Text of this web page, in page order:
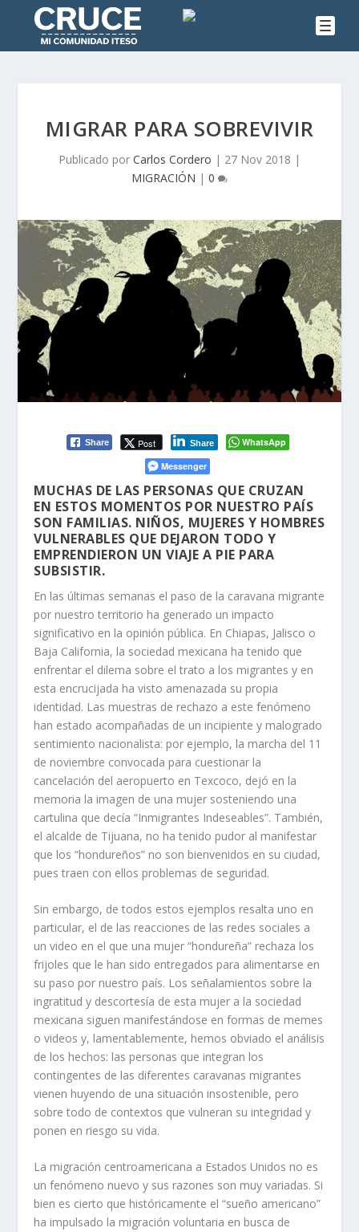
MIGRAR PARA SOBREVIVIR
Publicado por Carlos Cordero | 27 Nov 2018 |
MIGRACIÓN | 0
Share Post Share
WhatsApp
Messenger
MUCHAS DE LAS PERSONAS QUE CRUZAN
EN ESTOS MOMENTOS POR NUESTRO PAÍS
SON FAMILIAS. NIÑOS, MUJERES Y HOMBRES
VULNERABLES QUE DEJARON TODO Y
EMPRENDIERON UN VIAJE A PIE PARA
SUBSISTIR.
En las últimas semanas el paso de la caravana migrante
por nuestro territorio ha generado un impacto
significativo en la opinión pública. En Chiapas, Jalisco o
Baja California, la sociedad mexicana ha tenido que
enfrentar el dilema sobre el trato a los migrantes y en
esta encrucijada ha visto amenazada su propia
identidad. Las muestras de rechazo a este fenómeno
han estado acompañadas de un incipiente y malogrado
sentimiento nacionalista: por ejemplo, la marcha del 11
de noviembre convocada para cuestionar la
cancelación del aeropuerto en Texcoco, dejó en la
memoria la imagen de una mujer sosteniendo una
cartulina que decía “Inmigrantes Indeseables”. También,
el alcalde de Tijuana, no ha tenido pudor al manifestar
que los “hondureños” no son bienvenidos en su ciudad,
pues traen con ellos problemas de seguridad.
Sin embargo, de todos estos ejemplos resalta uno en
particular, el de las reacciones de las redes sociales a
un video en el que una mujer “hondureña” rechaza los
frijoles que le han sido entregados para alimentarse en
su paso por nuestro país. Los señalamientos sobre la
ingratitud y descortesía de esta mujer a la sociedad
mexicana siguen manifestándose en formas de memes
o videos y, lamentablemente, hemos obviado el análisis
de los hechos: las personas que integran los
contingentes de las diferentes caravanas migrantes
vienen huyendo de una situación insostenible, pero
sobre todo de contextos que vulneran su integridad y
ponen en riesgo su vida.
La migración centroamericana a Estados Unidos no es
un fenómeno nuevo y sus razones son muy variadas. Si
bien es cierto que históricamente el “sueño americano”
ha impulsado la migración voluntaria en busca de